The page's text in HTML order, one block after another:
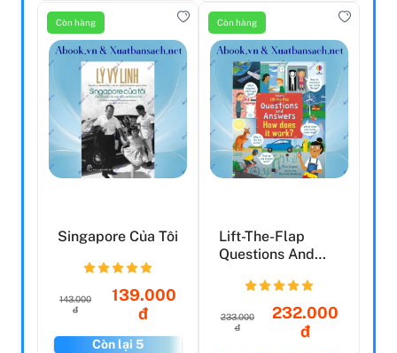
Còn hàng
Singapore Của Tôi
143.000
đ
139.000
đ
Còn lại 5
Còn hàng
Lift-The-Flap
Questions And
Does It Wo...
233.000
đ
232.000
đ